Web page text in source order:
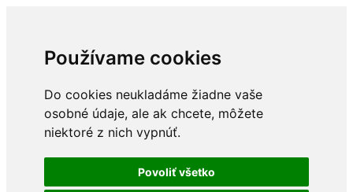
Používame cookies
Do cookies neukladáme žiadne vaše
osobné údaje, ale ak chcete, môžete
niektoré z nich vypnúť.
Povoliť všetko